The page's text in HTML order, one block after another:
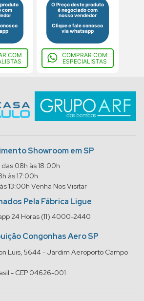
com
COM
O Preço deste produto
é negociado com
nosso vendedor
Clique e fale conosco
via whatsapp
COMPRAR COM
ESPECIALISTAS
Showroom em SP
08h às 18:00h
às 17:00h
13:00h Venha Nos Visitar
Pela Fábrica Ligue
24 Horas (11) 4000-2440
Congonhas Aero SP
Luis, 5644 - Jardim Aeroporto Campo
- CEP 04626-001